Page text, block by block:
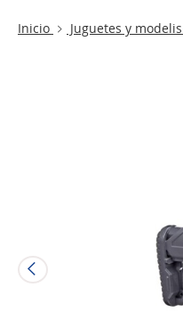
Inicio Juguetes y